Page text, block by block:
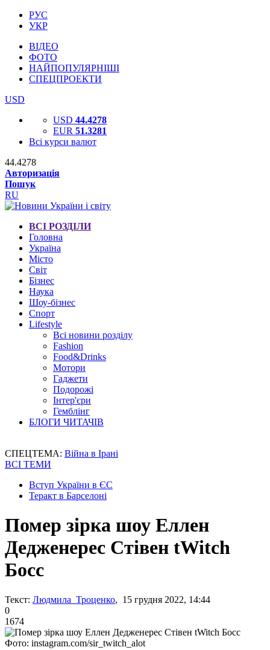
РУС
УКР
ВІДЕО
ФОТО
НАЙПОПУЛЯРНІШІ
СПЕЦПРОЕКТИ
USD
USD 44.4278
EUR 51.3281
Всі курси валют
44.4278
Авторизація
Пошук
RU
ВСІ РОЗДІЛИ
Головна
Україна
Місто
Світ
Бізнес
Наука
Шоу-бізнес
Спорт
Lifestyle
Всі новини розділу
Fashion
Food&Drinks
Мотори
Гаджети
Подорожі
Інтер'єри
Гемблінг
БЛОГИ ЧИТАЧІВ
СПЕЦТЕМА: Війна в Ірані
ВСІ ТЕМИ
Вступ України в ЄС
Теракт в Барселоні
Помер зірка шоу Еллен
Дедженерес Стівен tWitch
Босс
Текст: Людмила Троценко, 15 грудня 2022, 14:44
0
1674
Фото: instagram.com/sir_twitch_alot